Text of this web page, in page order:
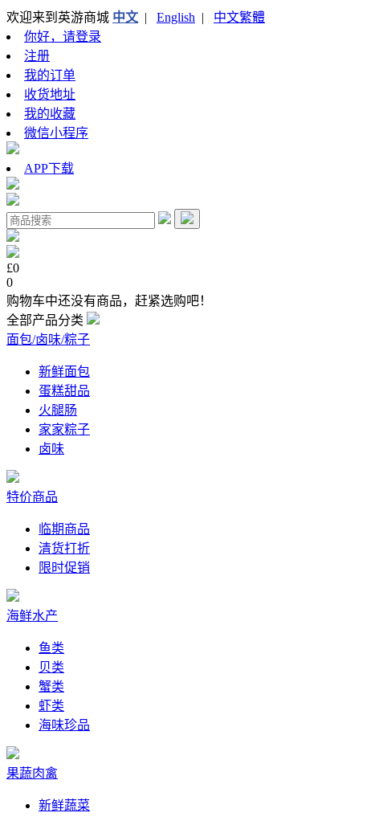
欢迎来到英游商城 中文 | English | 中文繁體
你好，请登录
注册
我的订单
收货地址
我的收藏
微信小程序
APP下载
£0
0
购物车中还没有商品，赶紧选购吧！
全部产品分类
面包/卤味/粽子
新鲜面包
蛋糕甜品
火腿肠
家家粽子
卤味
特价商品
临期商品
清货打折
限时促销
海鲜水产
鱼类
贝类
蟹类
虾类
海味珍品
果蔬肉禽
新鲜蔬菜